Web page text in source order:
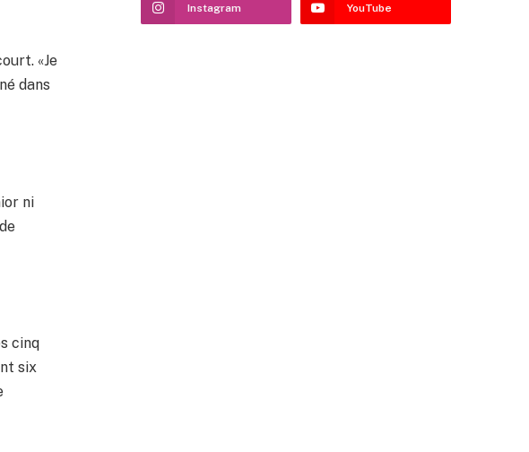
«Je
dans
ni
cinq
six
Instagram YouTube